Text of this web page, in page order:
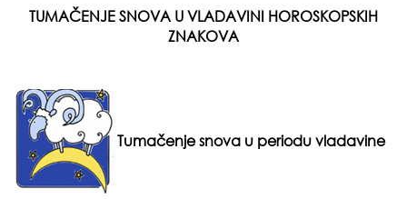
TUMAČENJE SNOVA U VLADAVINI HOROSKOPSKIH
ZNAKOVA
Tumačenje snova u periodu vladavine